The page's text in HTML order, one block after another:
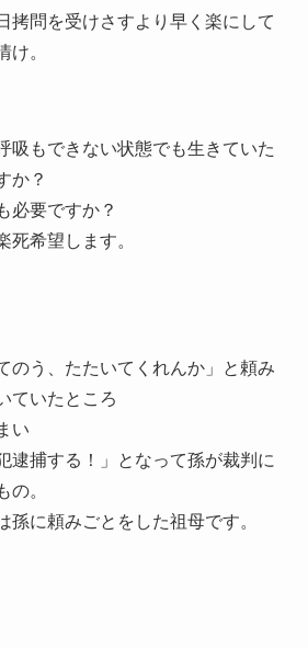
拷問を受けさすより早く楽にして
け。
吸もできない状態でも生きていた
か？
必要ですか？
死希望します。
のう、たたいてくれんか」と頼み
ていたところ
い
逮捕する！」となって孫が裁判に
の。
孫に頼みごとをした祖母です。